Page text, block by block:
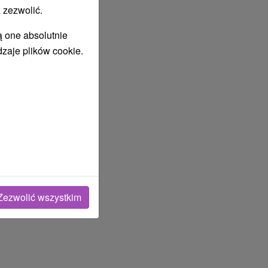
one absolutnie
plików cookie.
wszystkim